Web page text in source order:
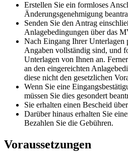
Erstellen Sie ein formloses
Änderungsgenehmigung
Senden Sie den Antrag
Anlagebedingungen über das
Nach Eingang Ihrer
Angaben vollständig sind, und
Unterlagen von Ihnen an.
an den eingereichten
diese nicht den gesetzlichen
Wenn Sie eine
müssen Sie dies gesondert
Sie erhalten einen Bescheid
Darüber hinaus erhalten Sie
Bezahlen Sie die Gebühren.
Voraussetzungen